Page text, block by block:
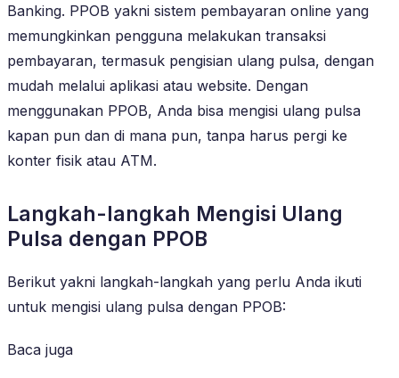
Banking. PPOB yakni sistem pembayaran online yang
memungkinkan pengguna melakukan transaksi
pembayaran, termasuk pengisian ulang pulsa, dengan
mudah melalui aplikasi atau website. Dengan
menggunakan PPOB, Anda bisa mengisi ulang pulsa
kapan pun dan di mana pun, tanpa harus pergi ke
konter fisik atau ATM.
Langkah-langkah Mengisi Ulang
Pulsa dengan PPOB
Berikut yakni langkah-langkah yang perlu Anda ikuti
untuk mengisi ulang pulsa dengan PPOB:
Baca juga